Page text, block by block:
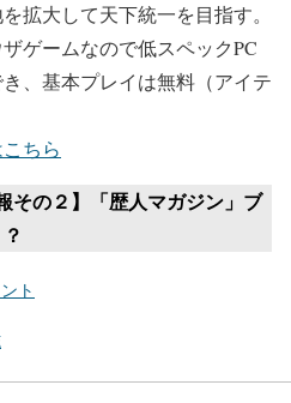
拡大して天下統一を目指す。
ゲームなので低スペックPC
、基本プレイは無料（アイテ
ちら
その２】「歴人マガジン」ブ
ト